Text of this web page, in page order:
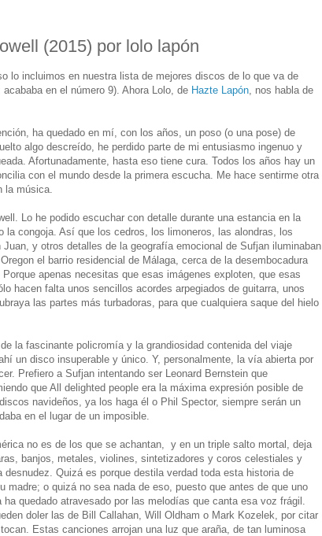
(2015) por lolo lapón
lo incluimos en nuestra lista de mejores discos de lo que va de
acababa en el número 9). Ahora Lolo, de Hazte Lapón , nos habla de
ha quedado en mí, con los años, un poso (o una pose) de
algo descreído, he perdido parte de mi entusiasmo ingenuo y
Afortunadamente, hasta eso tiene cura. Todos los años hay un
con el mundo desde la primera escucha. Me hace sentirme otra
la música.
Lo he podido escuchar con detalle durante una estancia en la
la congoja. Así que los cedros, los limoneros, las alondras, los
y otros detalles de la geografía emocional de Sufjan iluminaban
el barrio residencial de Málaga, cerca de la desembocadura
apenas necesitas que esas imágenes exploten, que esas
hacen falta unos sencillos acordes arpegiados de guitarra, unos
las partes más turbadoras, para que cualquiera saque del hielo
la fascinante policromía y la grandiosidad contenida del viaje
un disco insuperable y único. Y, personalmente, la vía abierta por
Prefiero a Sufjan intentando ser Leonard Bernstein que
que All delighted people era la máxima expresión posible de
navideños, ya los haga él o Phil Spector, siempre serán un
en el lugar de un imposible.
no es de los que se achantan, y en un triple salto mortal, deja
banjos, metales, violines, sintetizadores y coros celestiales y
Quizá es porque destila verdad toda esta historia de
madre; o quizá no sea nada de eso, puesto que antes de que uno
quedado atravesado por las melodías que canta esa voz frágil.
doler las de Bill Callahan, Will Oldham o Mark Kozelek, por citar
Estas canciones arrojan una luz que araña, de tan luminosa